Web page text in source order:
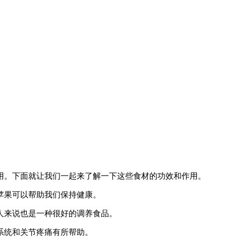
下面就让我们一起来了解一下这些食材的功效和作用。
可以帮助我们保持健康。
说也是一种很好的调养食品。
和关节疼痛有所帮助。